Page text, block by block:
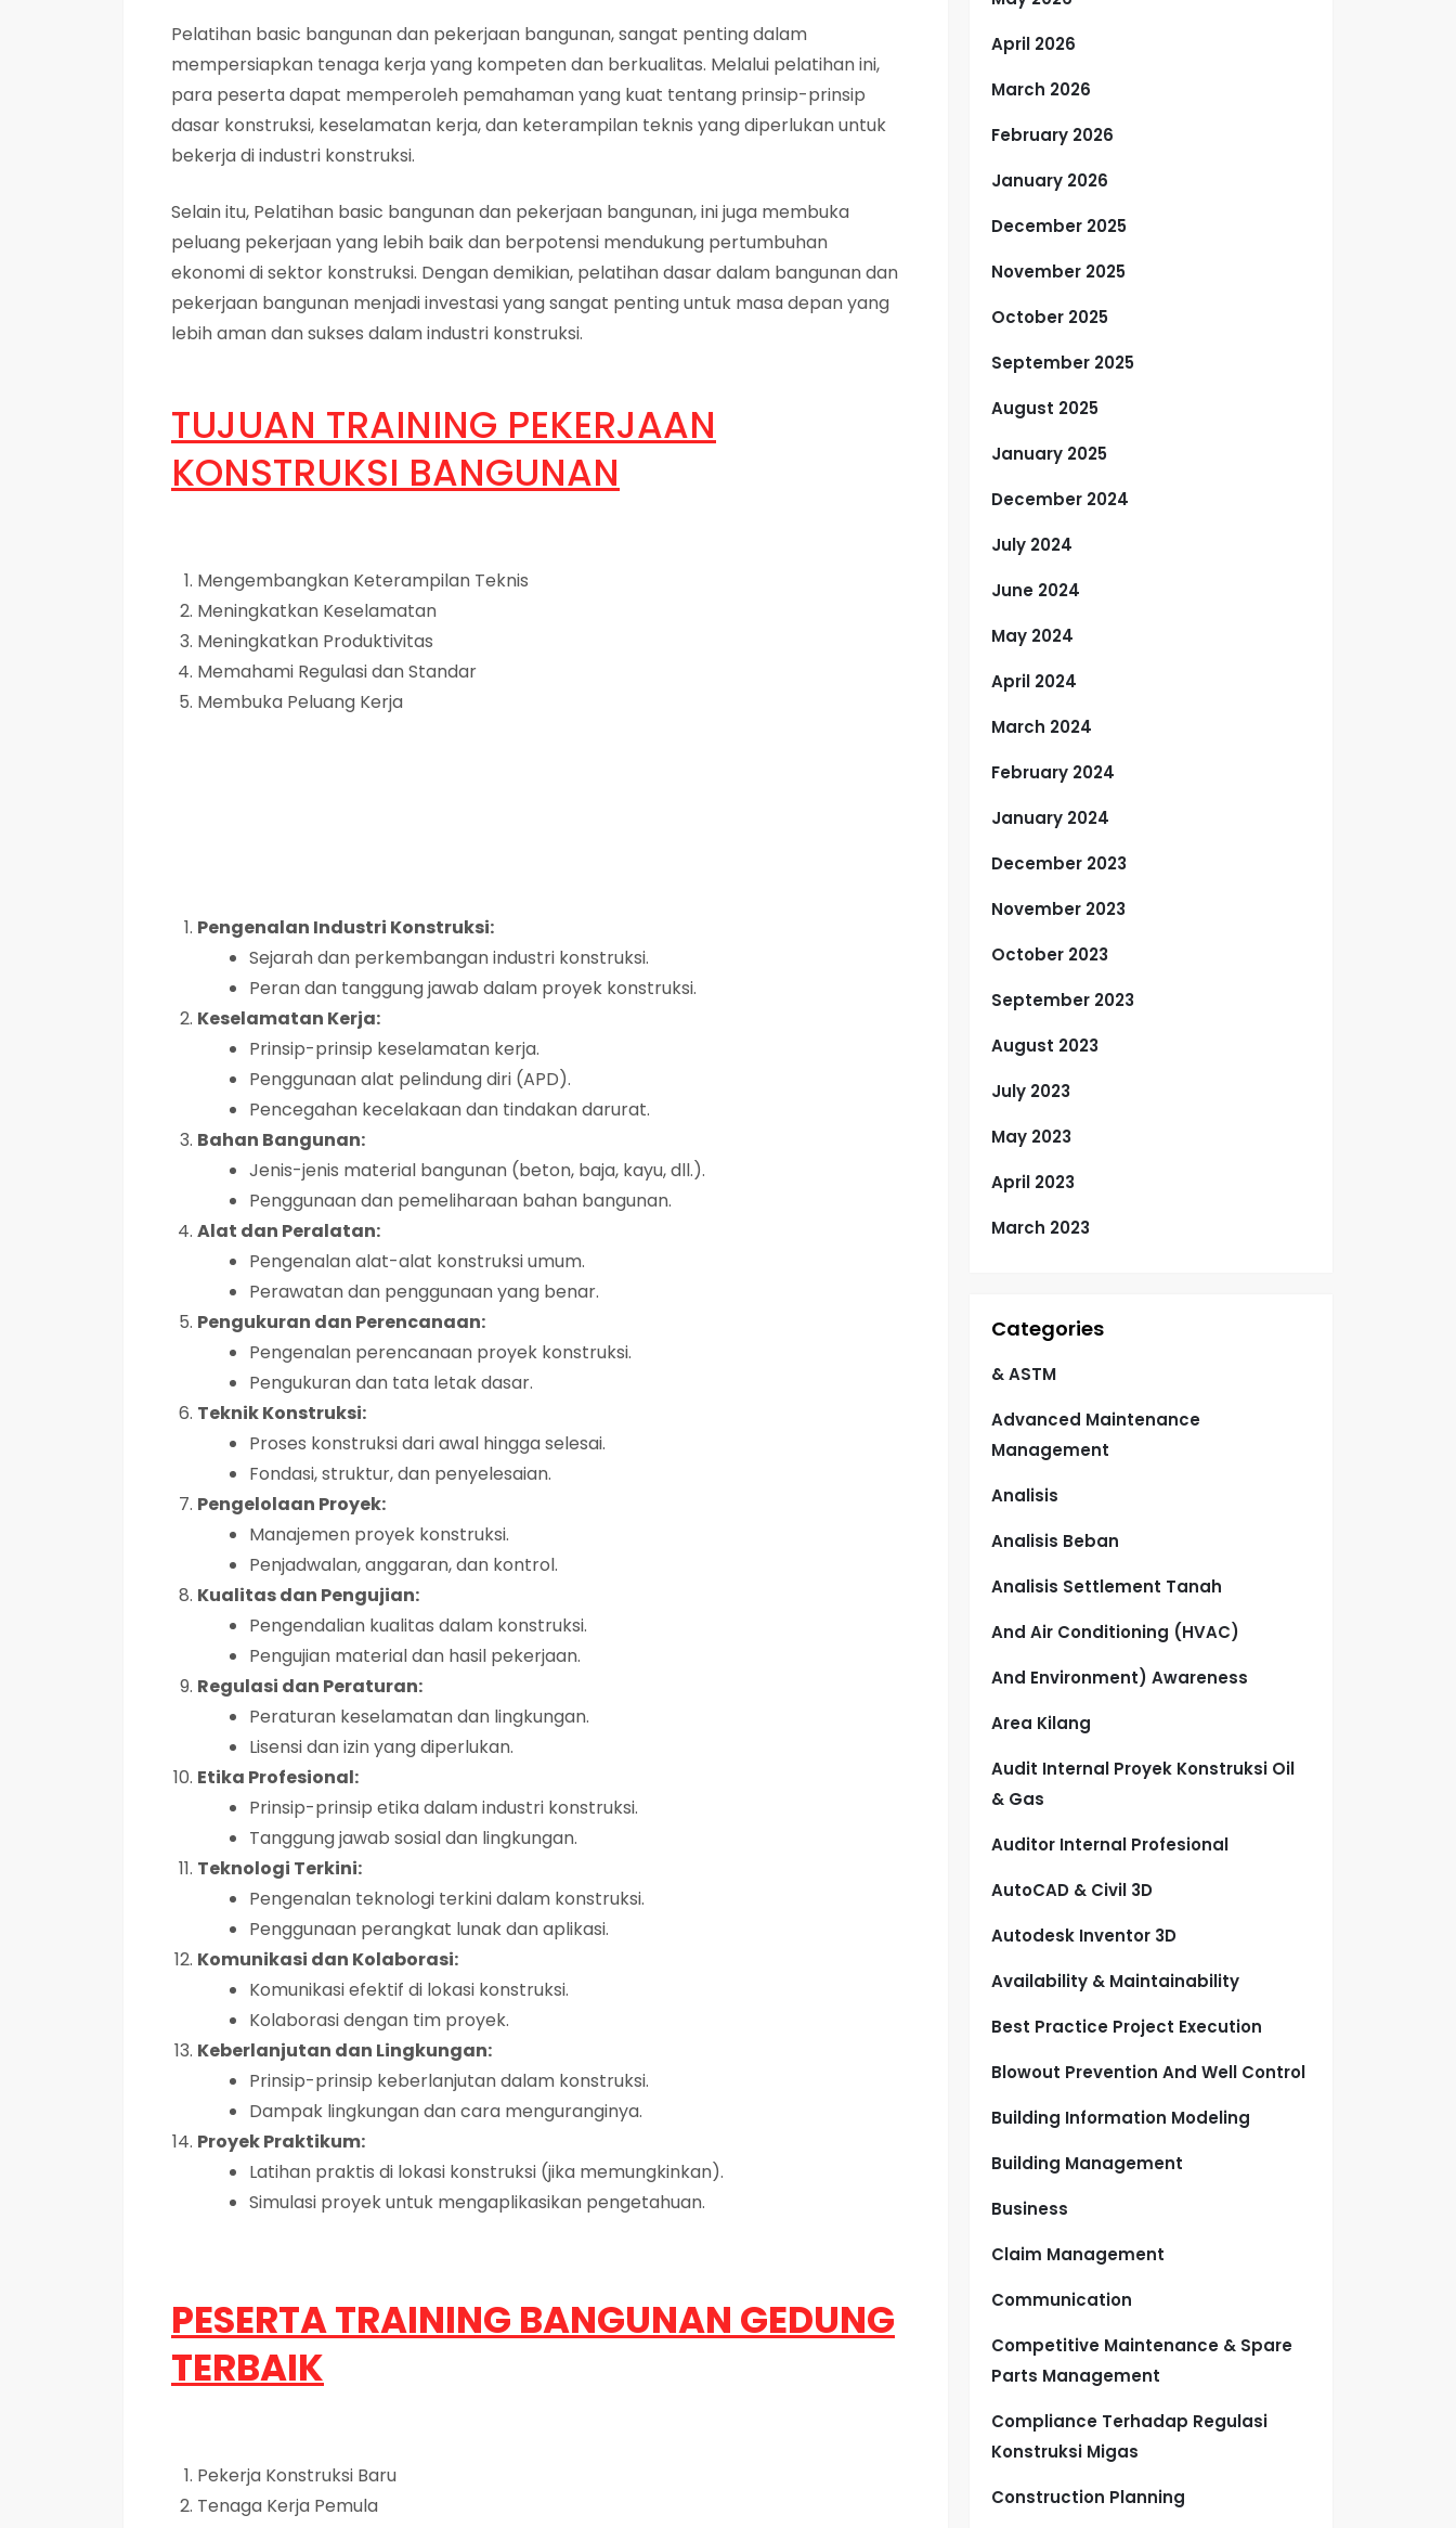
Pelatihan basic bangunan dan pekerjaan bangunan, sangat penting dalam
mempersiapkan tenaga kerja yang kompeten dan berkualitas. Melalui pelatihan ini,
para peserta dapat memperoleh pemahaman yang kuat tentang prinsip-prinsip
dasar konstruksi, keselamatan kerja, dan keterampilan teknis yang diperlukan untuk
bekerja di industri konstruksi.
Selain itu, Pelatihan basic bangunan dan pekerjaan bangunan, ini juga membuka
peluang pekerjaan yang lebih baik dan berpotensi mendukung pertumbuhan
ekonomi di sektor konstruksi. Dengan demikian, pelatihan dasar dalam bangunan dan
pekerjaan bangunan menjadi investasi yang sangat penting untuk masa depan yang
lebih aman dan sukses dalam industri konstruksi.
TUJUAN TRAINING PEKERJAAN
KONSTRUKSI BANGUNAN
Mengembangkan Keterampilan Teknis
Meningkatkan Keselamatan
Meningkatkan Produktivitas
Memahami Regulasi dan Standar
Membuka Peluang Kerja
Pengenalan Industri Konstruksi:
Sejarah dan perkembangan industri konstruksi.
Peran dan tanggung jawab dalam proyek konstruksi.
Keselamatan Kerja:
Prinsip-prinsip keselamatan kerja.
Penggunaan alat pelindung diri (APD).
Pencegahan kecelakaan dan tindakan darurat.
Bahan Bangunan:
Jenis-jenis material bangunan (beton, baja, kayu, dll.).
Penggunaan dan pemeliharaan bahan bangunan.
Alat dan Peralatan:
Pengenalan alat-alat konstruksi umum.
Perawatan dan penggunaan yang benar.
Pengukuran dan Perencanaan:
Pengenalan perencanaan proyek konstruksi.
Pengukuran dan tata letak dasar.
Teknik Konstruksi:
Proses konstruksi dari awal hingga selesai.
Fondasi, struktur, dan penyelesaian.
Pengelolaan Proyek:
Manajemen proyek konstruksi.
Penjadwalan, anggaran, dan kontrol.
Kualitas dan Pengujian:
Pengendalian kualitas dalam konstruksi.
Pengujian material dan hasil pekerjaan.
Regulasi dan Peraturan:
Peraturan keselamatan dan lingkungan.
Lisensi dan izin yang diperlukan.
Etika Profesional:
Prinsip-prinsip etika dalam industri konstruksi.
Tanggung jawab sosial dan lingkungan.
Teknologi Terkini:
Pengenalan teknologi terkini dalam konstruksi.
Penggunaan perangkat lunak dan aplikasi.
Komunikasi dan Kolaborasi:
Komunikasi efektif di lokasi konstruksi.
Kolaborasi dengan tim proyek.
Keberlanjutan dan Lingkungan:
Prinsip-prinsip keberlanjutan dalam konstruksi.
Dampak lingkungan dan cara menguranginya.
Proyek Praktikum:
Latihan praktis di lokasi konstruksi (jika memungkinkan).
Simulasi proyek untuk mengaplikasikan pengetahuan.
PESERTA TRAINING BANGUNAN GEDUNG
TERBAIK
Pekerja Konstruksi Baru
Tenaga Kerja Pemula
April 2026
March 2026
February 2026
January 2026
December 2025
November 2025
October 2025
September 2025
August 2025
January 2025
December 2024
July 2024
June 2024
May 2024
April 2024
March 2024
February 2024
January 2024
December 2023
November 2023
October 2023
September 2023
August 2023
July 2023
May 2023
April 2023
March 2023
Categories
& ASTM
Advanced Maintenance
Management
Analisis
Analisis Beban
Analisis Settlement Tanah
And Air Conditioning (HVAC)
And Environment) Awareness
Area Kilang
Audit Internal Proyek Konstruksi Oil
& Gas
Auditor Internal Profesional
AutoCAD & Civil 3D
Autodesk Inventor 3D
Availability & Maintainability
Best Practice Project Execution
Blowout Prevention And Well Control
Building Information Modeling
Building Management
Business
Claim Management
Communication
Competitive Maintenance & Spare
Parts Management
Compliance Terhadap Regulasi
Konstruksi Migas
Construction Planning